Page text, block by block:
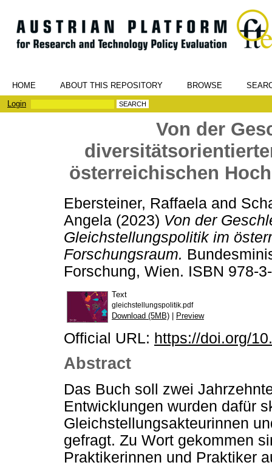
HOME ABOUT THIS REPOSITORY BROWSE
Login
Von der
österreichischen
Ebersteiner, Raffaela and
Angela (2023) Von der
Gleichstellungspolitik im
Forschungsraum.
Forschung, Wien. ISBN 978-
Text
gleichstellungspolitik.pdf
Download (5MB) | Preview
Official URL: https://doi.org/
Abstract
Das Buch soll zwei
Entwicklungen wurden dafür
Gleichstellungsakteurinnen
gefragt. Zu Wort gekommen
Praktikerinnen und Praktiker